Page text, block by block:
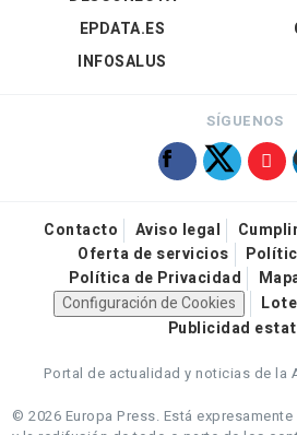
EPDATA.ES
INFOSALUS
SÍGUENOS
Contacto Aviso legal
Oferta de servicios
Política de Privacidad
Configuración de Cookies
Publicidad
Portal de actualidad y noticias de la
© 2026 Europa Press. Está